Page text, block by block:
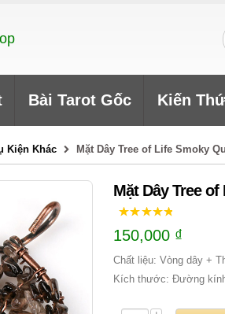
Bài Tarot Gốc Kiến
Kiện Khác Mặt Dây Tree of Life Smoky
Mặt Dây Tree
150,000 ₫
Chất liệu: Vòng dây +
Kích thước: Đường